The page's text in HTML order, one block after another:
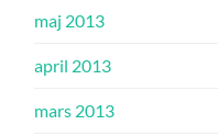
maj 2013
april 2013
mars 2013